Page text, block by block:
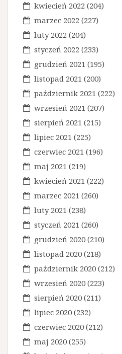
kwiecień 2022 (204)
marzec 2022 (227)
luty 2022 (204)
styczeń 2022 (233)
grudzień 2021 (195)
listopad 2021 (200)
październik 2021 (222)
wrzesień 2021 (207)
sierpień 2021 (215)
lipiec 2021 (225)
czerwiec 2021 (196)
maj 2021 (219)
kwiecień 2021 (222)
marzec 2021 (260)
luty 2021 (238)
styczeń 2021 (260)
grudzień 2020 (210)
listopad 2020 (218)
październik 2020 (212)
wrzesień 2020 (223)
sierpień 2020 (211)
lipiec 2020 (232)
czerwiec 2020 (212)
maj 2020 (255)